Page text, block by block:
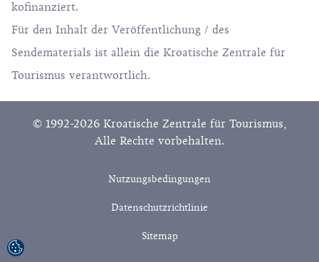
kofinanziert.
Für den Inhalt der Veröffentlichung / des
Sendematerials ist allein die Kroatische Zentrale für
Tourismus verantwortlich.
© 1992-2026 Kroatische Zentrale für Tourismus,
Alle Rechte vorbehalten.
Nutzungsbedingungen
Datenschutzrichtlinie
Sitemap